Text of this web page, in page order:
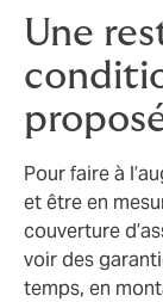
Une
Pour faire à
et être en
couverture
voir des
temps, en